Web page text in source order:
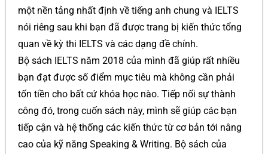
một nền tảng nhất định về tiếng anh chung và IELTS
nói riêng sau khi bạn đã được trang bị kiến thức tổng
quan về kỳ thi IELTS và các dạng đề chính.
Bộ sách IELTS năm 2018 của mình đã giúp rất nhiều
bạn đạt được số điểm mục tiêu mà không cần phải
tốn tiền cho bất cứ khóa học nào. Tiếp nối sự thành
công đó, trong cuốn sách này, mình sẽ giúp các bạn
tiếp cận và hệ thống các kiến thức từ cơ bản tới nâng
cao của kỹ năng Speaking & Writing. Bộ sách của